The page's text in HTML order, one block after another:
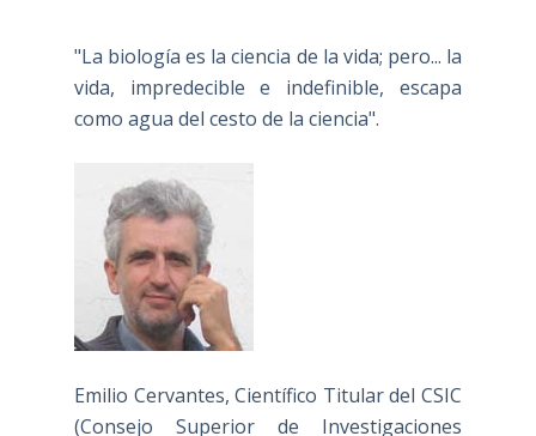
"La biología es la ciencia de la vida; pero... la
vida, impredecible e indefinible, escapa
como agua del cesto de la ciencia".
Emilio Cervantes, Científico Titular del CSIC
(Consejo Superior de Investigaciones